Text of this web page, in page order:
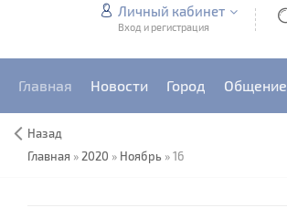
Личный кабинет
Вход и регистрация
Главная Новости Город Общение
Назад
Главная » 2020 » Ноябрь »16